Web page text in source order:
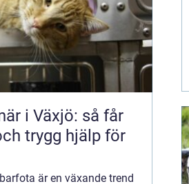
i Växjö: så får
trygg hjälp för
är en växande trend